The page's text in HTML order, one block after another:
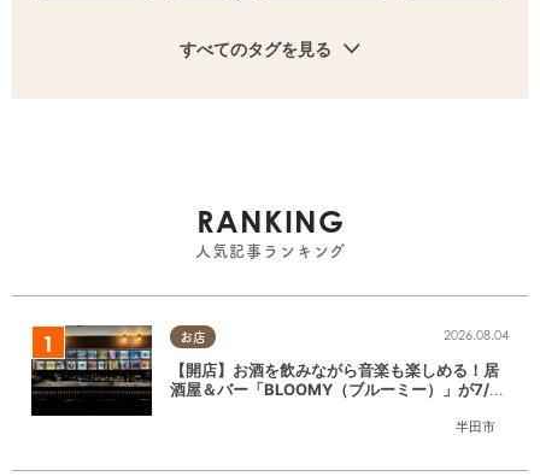
すべてのタグを見る
RANKING
人気記事ランキング
お店
半田市
2026.08.04
【開店】お酒を飲みながら音楽も楽しめる！居
酒屋＆バー「BLOOMY（ブルーミー）」が7/3